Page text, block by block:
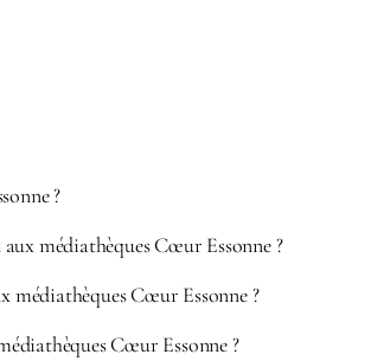
?
médiathèques Cœur Essonne ?
médiathèques Cœur Essonne ?
Cœur Essonne ?